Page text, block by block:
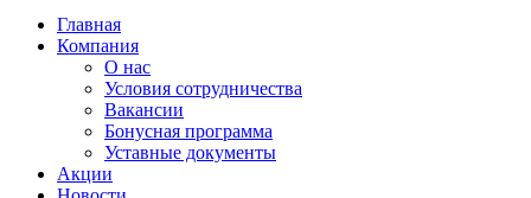
Главная
Компания
О нас
Условия сотрудничества
Вакансии
Бонусная программа
Уставные документы
Акции